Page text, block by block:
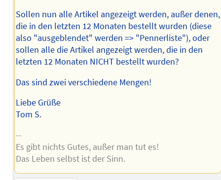
Sollen nun alle Artikel angezeigt werden, außer denen,
die in den letzten 12 Monaten bestellt wurden (diese
also "ausgeblendet" werden => "Pennerliste"), oder
sollen alle die Artikel angezeigt werden, die in den
letzten 12 Monaten NICHT bestellt wurden?
Das sind zwei verschiedene Mengen!
Liebe Grüße
Tom S.
--
Es gibt nichts Gutes, außer man tut es!
Das Leben selbst ist der Sinn.